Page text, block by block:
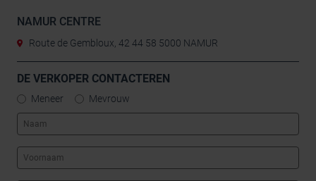
NAMUR CENTRE
Route de Gembloux, 42 44 58 5000 NAMUR
DE VERKOPER CONTACTEREN
Meneer Mevrouw